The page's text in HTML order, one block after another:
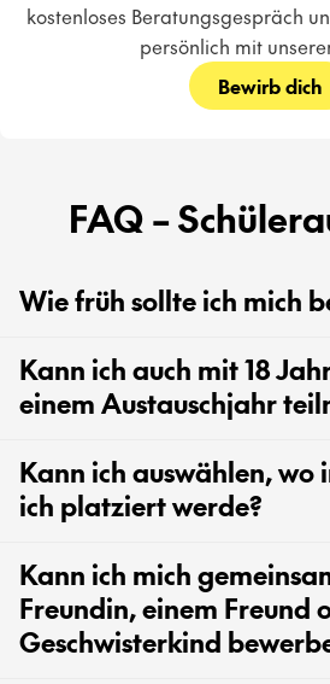
kostenloses Beratungsgespräch
persönlich mit
Bewirb dich
FAQ –
Wie früh sollte ich mich
Kann ich auch mit 18
einem Austauschjahr
Kann ich auswählen, wo
ich platziert werde?
Kann ich mich
Freundin, einem Freund
Geschwisterkind